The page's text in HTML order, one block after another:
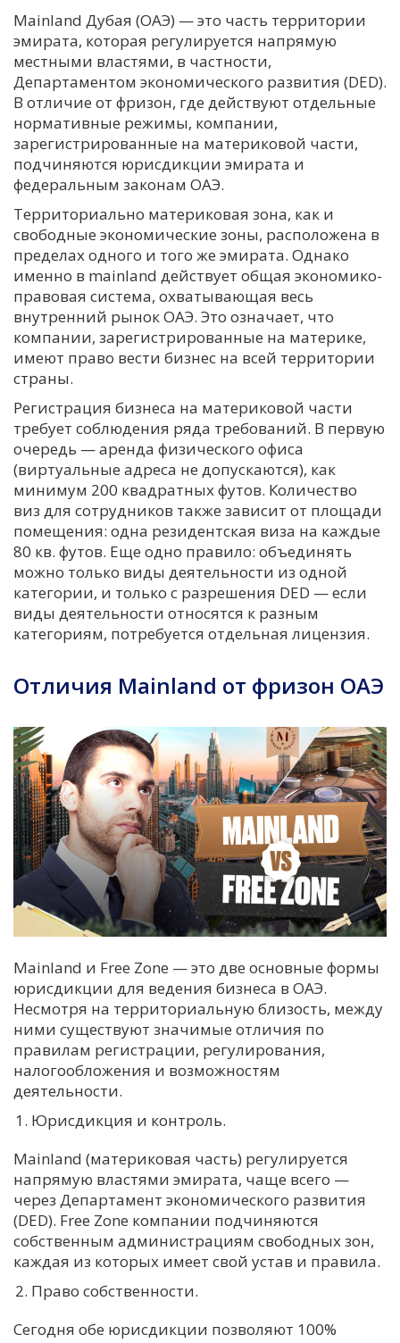
Mainland Дубая (ОАЭ) — это часть территории
эмирата, которая регулируется напрямую
местными властями, в частности,
Департаментом экономического развития (DED).
В отличие от фризон, где действуют отдельные
нормативные режимы, компании,
зарегистрированные на материковой части,
подчиняются юрисдикции эмирата и
федеральным законам ОАЭ.
Территориально материковая зона, как и
свободные экономические зоны, расположена в
пределах одного и того же эмирата. Однако
именно в mainland действует общая экономико-
правовая система, охватывающая весь
внутренний рынок ОАЭ. Это означает, что
компании, зарегистрированные на материке,
имеют право вести бизнес на всей территории
страны.
Регистрация бизнеса на материковой части
требует соблюдения ряда требований. В первую
очередь — аренда физического офиса
(виртуальные адреса не допускаются), как
минимум 200 квадратных футов. Количество
виз для сотрудников также зависит от площади
помещения: одна резидентская виза на каждые
80 кв. футов. Еще одно правило: объединять
можно только виды деятельности из одной
категории, и только с разрешения DED — если
виды деятельности относятся к разным
категориям, потребуется отдельная лицензия.
Отличия Mainland от фризон ОАЭ
Mainland и Free Zone — это две основные формы
юрисдикции для ведения бизнеса в ОАЭ.
Несмотря на территориальную близость, между
ними существуют значимые отличия по
правилам регистрации, регулирования,
налогообложения и возможностям
деятельности.
Юрисдикция и контроль.
Mainland (материковая часть) регулируется
напрямую властями эмирата, чаще всего —
через Департамент экономического развития
(DED). Free Zone компании подчиняются
собственным администрациям свободных зон,
каждая из которых имеет свой устав и правила.
Право собственности.
Сегодня обе юрисдикции позволяют 100%